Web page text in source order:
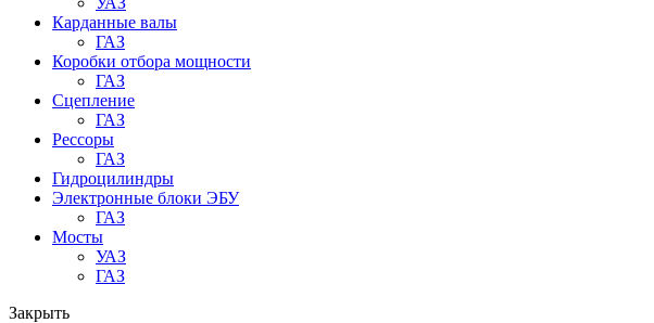
Карданные валы
ГАЗ
Коробки отбора мощности
ГАЗ
Сцепление
ГАЗ
Рессоры
ГАЗ
Гидроцилиндры
Электронные блоки ЭБУ
ГАЗ
Мосты
УАЗ
ГАЗ
Закрыть